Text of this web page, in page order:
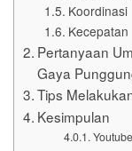
Koordinasi
Kecepatan
Pertanyaan
Gaya
Tips
Kesimpulan